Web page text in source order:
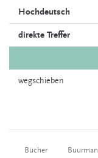
Hochdeutsch
direkte Treffer
wegschieben
Bücher Buurman